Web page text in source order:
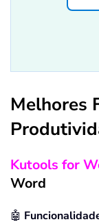
Melhores
Kutools for
Word
🤖